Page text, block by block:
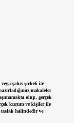
şahıs şirketi ile
makaleler
olup, gerçek
kurum ve kişiler ile
halindedir ve